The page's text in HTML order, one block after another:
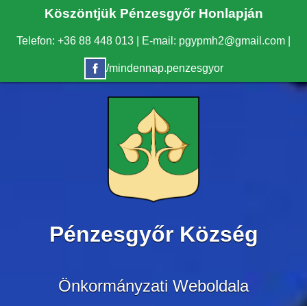
Köszöntjük Pénzesgyőr Honlapján
Telefon: +36 88 448 013 E-mail: pgypmh2@gmail.com
/mindennap.penzesgyor
Pénzesgyőr Község
Önkormányzati Weboldala